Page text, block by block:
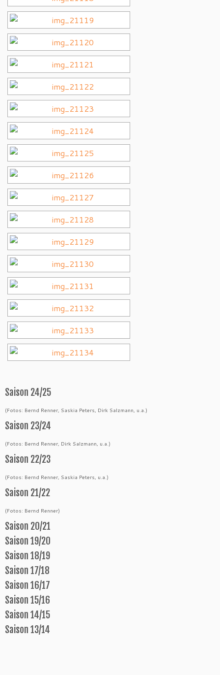
Saison 24/25
(Fotos: Bernd Renner, Saskia Peters, Dirk Salzmann, u.a.)
Saison 23/24
(Fotos: Bernd Renner, Dirk Salzmann, u.a.)
Saison 22/23
(Fotos: Bernd Renner, Saskia Peters, u.a.)
Saison 21/22
(Fotos: Bernd Renner)
Saison 20/21
Saison 19/20
Saison 18/19
Saison 17/18
Saison 16/17
Saison 15/16
Saison 14/15
Saison 13/14